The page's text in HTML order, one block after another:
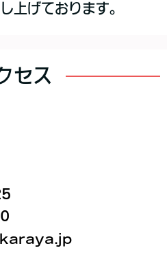
上げております。
セス